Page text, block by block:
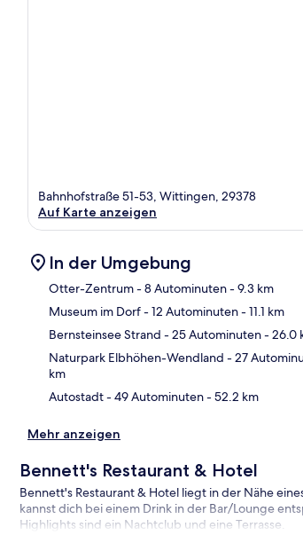
Bahnhofstraße 51-53, Wittingen, 29378
Auf Karte anzeigen
In der Umgebung
Otter-Zentrum- 8 Autominuten- 9.3 km
Museum im Dorf- 12 Autominuten- 11.1 km
Bernsteinsee Strand - 25 Autominuten- 26.0
Naturpark Elbhöhen-Wendland - 27
km
Autostadt- 49 Autominuten- 52.2 km
Mehr anzeigen
Bennett's Restaurant & Hotel
Bennett's Restaurant & Hotel liegt in der Nähe
kannst dich bei einem Drink in der Bar/Lounge
Highlights sind ein Nachtclub und eine Terrasse.